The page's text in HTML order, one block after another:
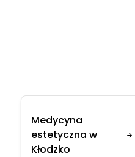
Medycyna
estetyczna w
Kłodzko